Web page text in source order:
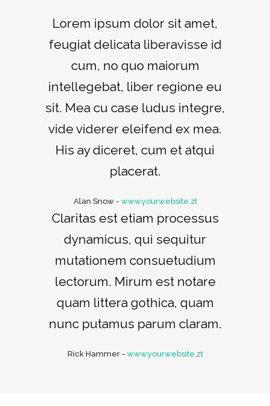
Lorem ipsum dolor sit amet,
feugiat delicata liberavisse id
cum, no quo maiorum
intellegebat, liber regione eu
sit. Mea cu case ludus integre,
vide viderer eleifend ex mea.
His ay diceret, cum et atqui
placerat.
Alan Snow- www.yourwebsite.zt
Claritas est etiam processus
dynamicus, qui sequitur
mutationem consuetudium
lectorum. Mirum est notare
quam littera gothica, quam
nunc putamus parum claram.
Rick Hammer- www.yourwebsite.zt